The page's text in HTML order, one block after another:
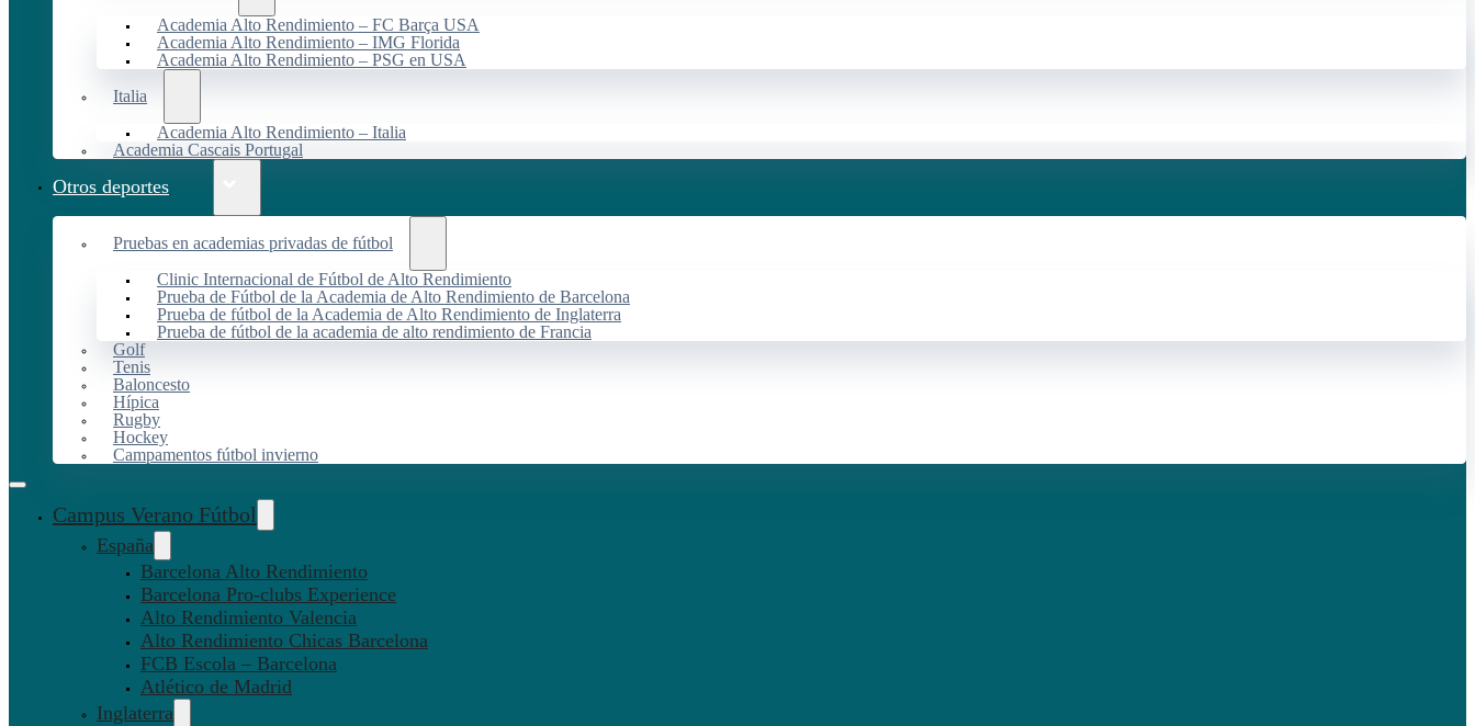
Academia Alto Rendimiento – FC Barça USA
Academia Alto Rendimiento – IMG Florida
Academia Alto Rendimiento – PSG en USA
Italia
Academia Alto Rendimiento – Italia
Academia Cascais Portugal
Otros deportes
Pruebas en academias privadas de fútbol
Clinic Internacional de Fútbol de Alto Rendimiento
Prueba de Fútbol de la Academia de Alto Rendimiento de Barcelona
Prueba de fútbol de la Academia de Alto Rendimiento de Inglaterra
Prueba de fútbol de la academia de alto rendimiento de Francia
Golf
Tenis
Baloncesto
Hípica
Rugby
Hockey
Campamentos fútbol invierno
Campus Verano Fútbol
España
Barcelona Alto Rendimiento
Barcelona Pro-clubs Experience
Alto Rendimiento Valencia
Alto Rendimiento Chicas Barcelona
FCB Escola – Barcelona
Atlético de Madrid
Inglaterra